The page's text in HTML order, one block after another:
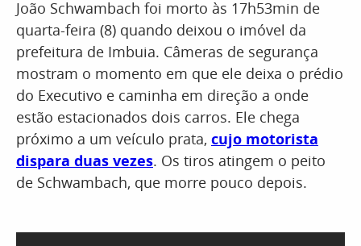
João Schwambach foi morto às 17h53min de
quarta-feira (8) quando deixou o imóvel da
prefeitura de Imbuia. Câmeras de segurança
mostram o momento em que ele deixa o prédio
do Executivo e caminha em direção a onde
estão estacionados dois carros. Ele chega
próximo a um veículo prata, cujo motorista
dispara duas vezes. Os tiros atingem o peito
de Schwambach, que morre pouco depois.